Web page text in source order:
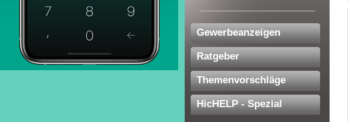
Gewerbeanzeigen
Ratgeber
Themenvorschläge
HicHELP - Spezial